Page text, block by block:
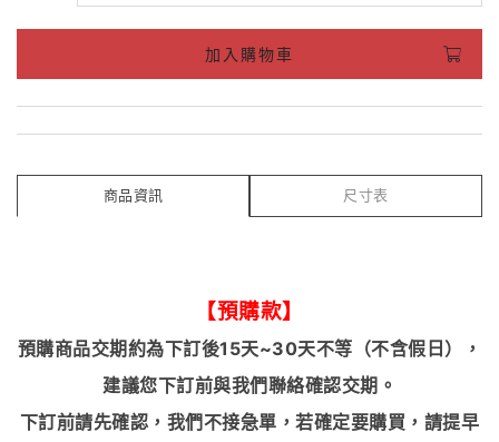
加入購物車
商品資訊 尺寸表
【預購款】
預購商品交期約為下訂後15天~30天不等（不含假日），
建議您下訂前與我們聯絡確認交期。
下訂前請先確認，我們不接急單，若確定要購買，請提早